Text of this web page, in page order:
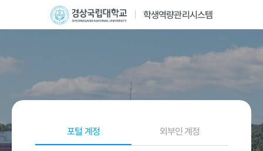
학생역량관리시스템
포털 계정 외부인 계정